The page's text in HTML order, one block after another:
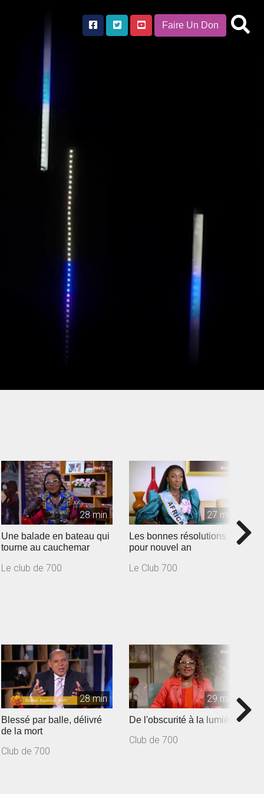
Faire Un Don
28 min
Une balade en bateau qui
tourne au cauchemar
Le club de 700
27 min
Les bonnes résolutions
pour nouvel an
Le Club 700
28 min
Blessé par balle, délivré
de la mort
Club de 700
29 min
De l'obscurité à la lumière
Club de 700